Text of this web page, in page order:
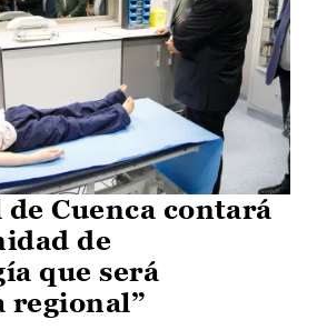
Cuenca contará
de
que será
regional”